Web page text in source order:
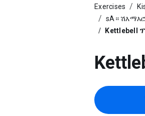
Exercises
sA።
Kettlebell